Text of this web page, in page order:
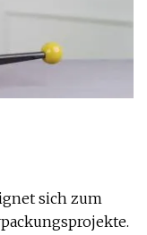
sich zum